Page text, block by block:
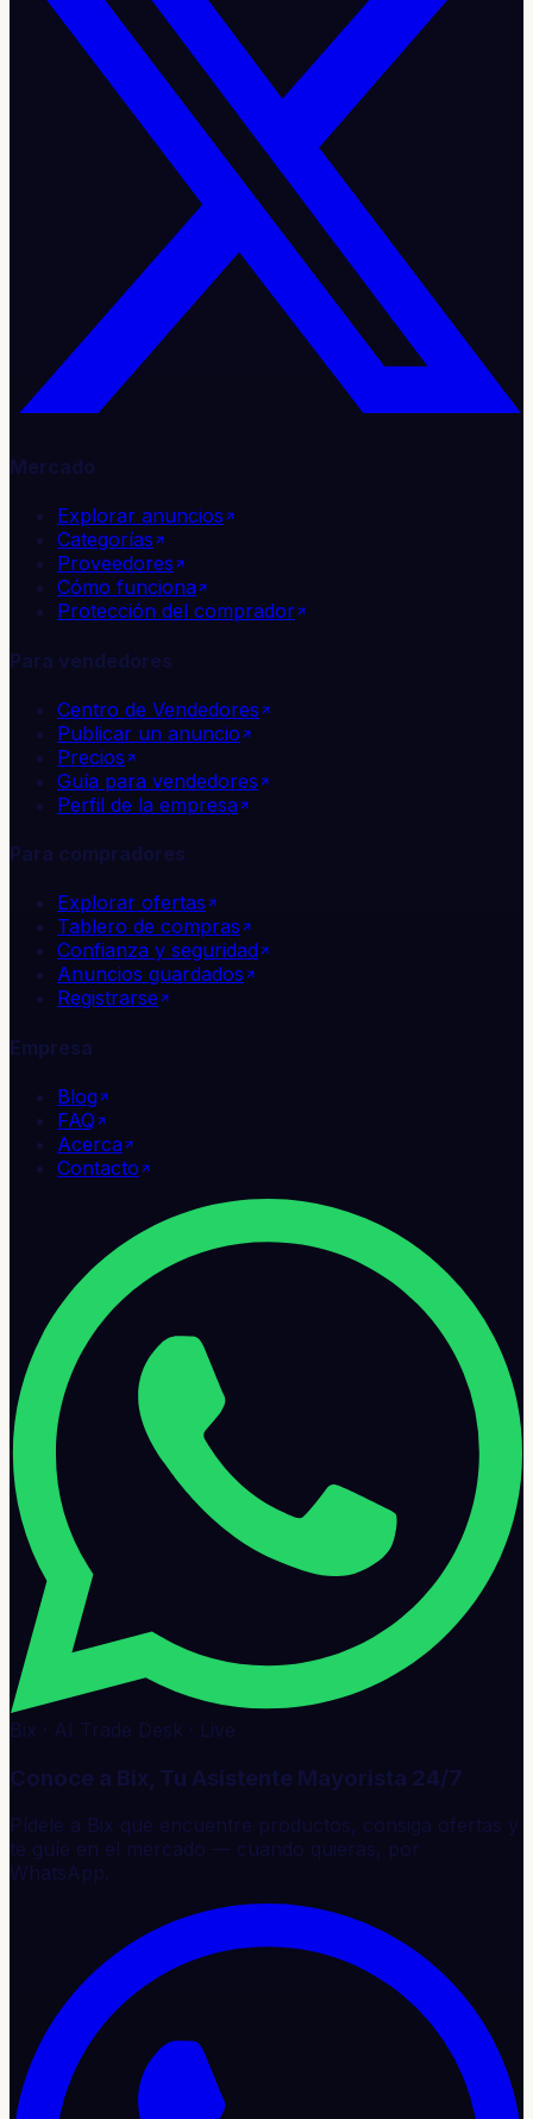
Mercado
Explorar anuncios
Categorías
Proveedores
Cómo funciona
Protección del comprador
Para vendedores
Centro de Vendedores
Publicar un anuncio
Precios
Guía para vendedores
Perfil de la empresa
Para compradores
Explorar ofertas
Tablero de compras
Confianza y seguridad
Anuncios guardados
Registrarse
Empresa
Blog
FAQ
Acerca
Contacto
Bix · AI Trade Desk · Live
Conoce a Bix, Tu Asistente Mayorista 24/7
Pídele a Bix que encuentre productos, consiga ofertas y
te guíe en el mercado — cuando quieras, por
WhatsApp.